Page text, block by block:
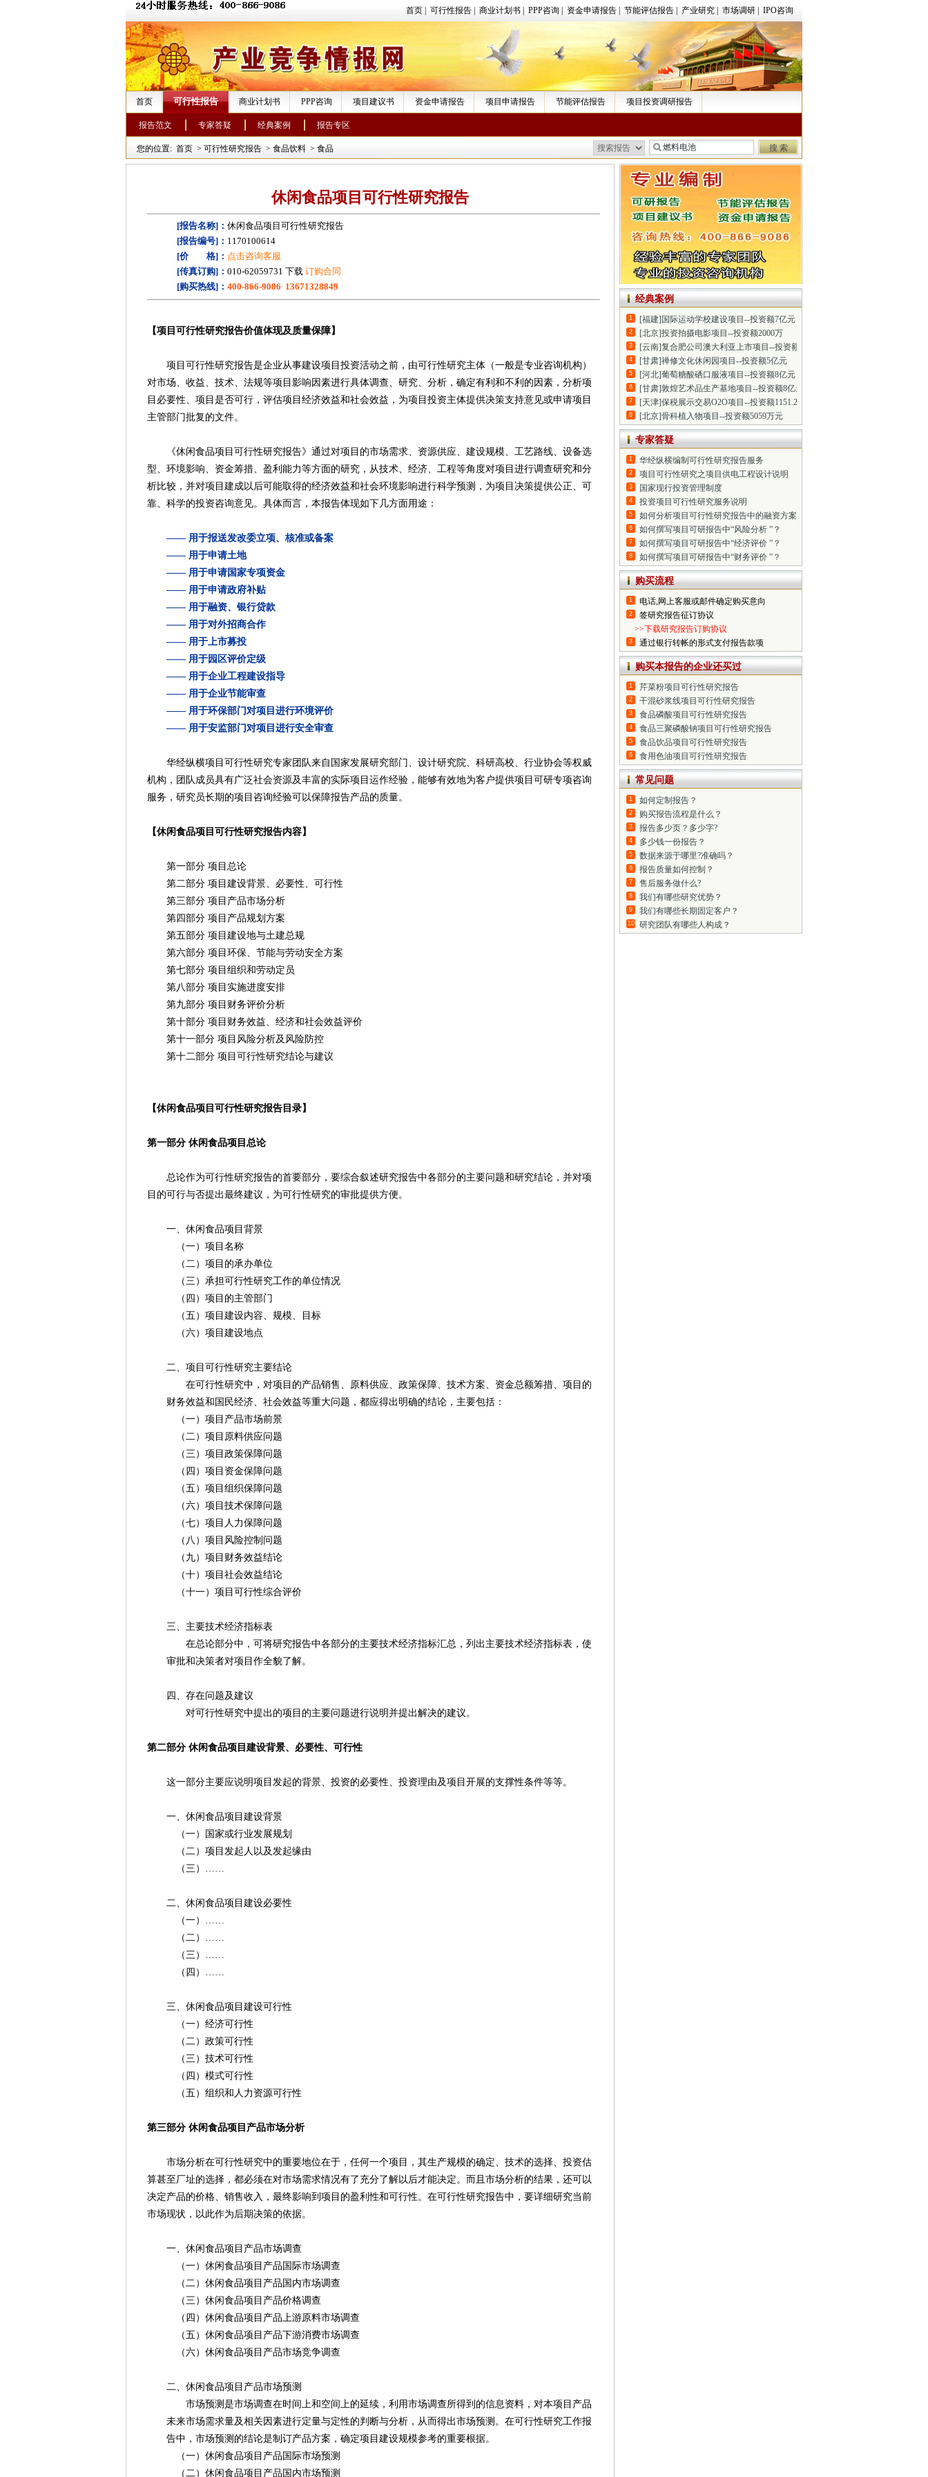
首页 可行性报告 商业计划书 PPP咨询 资金申请报告 节能评估报告 产业研究 市场调研 IPO咨询
首页 可行性报告 商业计划书 PPP咨询 项目建议书 资金申请报告 项目申请报告 节能评估报告 项目投资调研报告
报告范文 专家答疑 经典案例 报告专区
您的位置: 首页 > 可行性研究报告 > 食品饮料 > 食品
休闲食品项目可行性研究报告
[报告名称]： 休闲食品项目可行性研究报告
[报告编号]： 1170100614
[价 格]： 点击咨询客服
[传真订购]： 010-62059731 下载 订购合同
[购买热线]： 400-866-9086 13671328849
【项目可行性研究报告价值体现及质量保障】
项目可行性研究报告是企业从事建设项目投资活动之前，由可行性研究主体（一般是专业咨询机构）
对市场、收益、技术、法规等项目影响因素进行具体调查、研究、分析，确定有利和不利的因素，分析项
目必要性、项目是否可行，评估项目经济效益和社会效益，为项目投资主体提供决策支持意见或申请项目
主管部门批复的文件。
《休闲食品项目可行性研究报告》通过对项目的市场需求、资源供应、建设规模、工艺路线、设备选
型、环境影响、资金筹措、盈利能力等方面的研究，从技术、经济、工程等角度对项目进行调查研究和分
析比较，并对项目建成以后可能取得的经济效益和社会环境影响进行科学预测，为项目决策提供公正、可
靠、科学的投资咨询意见。具体而言，本报告体现如下几方面用途：
—— 用于报送发改委立项、核准或备案
—— 用于申请土地
—— 用于申请国家专项资金
—— 用于申请政府补贴
—— 用于融资、银行贷款
—— 用于对外招商合作
—— 用于上市募投
—— 用于园区评价定级
—— 用于企业工程建设指导
—— 用于企业节能审查
—— 用于环保部门对项目进行环境评价
—— 用于安监部门对项目进行安全审查
华经纵横项目可行性研究专家团队来自国家发展研究部门、设计研究院、科研高校、行业协会等权威
机构，团队成员具有广泛社会资源及丰富的实际项目运作经验，能够有效地为客户提供项目可研专项咨询
服务，研究员长期的项目咨询经验可以保障报告产品的质量。
【休闲食品项目可行性研究报告内容】
第一部分 项目总论
第二部分 项目建设背景、必要性、可行性
第三部分 项目产品市场分析
第四部分 项目产品规划方案
第五部分 项目建设地与土建总规
第六部分 项目环保、节能与劳动安全方案
第七部分 项目组织和劳动定员
第八部分 项目实施进度安排
第九部分 项目财务评价分析
第十部分 项目财务效益、经济和社会效益评价
第十一部分 项目风险分析及风险防控
第十二部分 项目可行性研究结论与建议
【休闲食品项目可行性研究报告目录】
第一部分 休闲食品项目总论
总论作为可行性研究报告的首要部分，要综合叙述研究报告中各部分的主要问题和研究结论，并对项
目的可行与否提出最终建议，为可行性研究的审批提供方便。
一、休闲食品项目背景
（一）项目名称
（二）项目的承办单位
（三）承担可行性研究工作的单位情况
（四）项目的主管部门
（五）项目建设内容、规模、目标
（六）项目建设地点
二、项目可行性研究主要结论
在可行性研究中，对项目的产品销售、原料供应、政策保障、技术方案、资金总额筹措、项目的
财务效益和国民经济、社会效益等重大问题，都应得出明确的结论，主要包括：
（一）项目产品市场前景
（二）项目原料供应问题
（三）项目政策保障问题
（四）项目资金保障问题
（五）项目组织保障问题
（六）项目技术保障问题
（七）项目人力保障问题
（八）项目风险控制问题
（九）项目财务效益结论
（十）项目社会效益结论
（十一）项目可行性综合评价
三、主要技术经济指标表
在总论部分中，可将研究报告中各部分的主要技术经济指标汇总，列出主要技术经济指标表，使
审批和决策者对项目作全貌了解。
四、存在问题及建议
对可行性研究中提出的项目的主要问题进行说明并提出解决的建议。
第二部分 休闲食品项目建设背景、必要性、可行性
这一部分主要应说明项目发起的背景、投资的必要性、投资理由及项目开展的支撑性条件等等。
一、休闲食品项目建设背景
（一）国家或行业发展规划
（二）项目发起人以及发起缘由
（三）……
二、休闲食品项目建设必要性
（一）……
（二）……
（三）……
（四）……
三、休闲食品项目建设可行性
（一）经济可行性
（二）政策可行性
（三）技术可行性
（四）模式可行性
（五）组织和人力资源可行性
第三部分 休闲食品项目产品市场分析
市场分析在可行性研究中的重要地位在于，任何一个项目，其生产规模的确定、技术的选择、投资估
算甚至厂址的选择，都必须在对市场需求情况有了充分了解以后才能决定。而且市场分析的结果，还可以
决定产品的价格、销售收入，最终影响到项目的盈利性和可行性。在可行性研究报告中，要详细研究当前
市场现状，以此作为后期决策的依据。
一、休闲食品项目产品市场调查
（一）休闲食品项目产品国际市场调查
（二）休闲食品项目产品国内市场调查
（三）休闲食品项目产品价格调查
（四）休闲食品项目产品上游原料市场调查
（五）休闲食品项目产品下游消费市场调查
（六）休闲食品项目产品市场竞争调查
二、休闲食品项目产品市场预测
市场预测是市场调查在时间上和空间上的延续，利用市场调查所得到的信息资料，对本项目产品
未来市场需求量及相关因素进行定量与定性的判断与分析，从而得出市场预测。在可行性研究工作报
告中，市场预测的结论是制订产品方案，确定项目建设规模参考的重要根据。
（一）休闲食品项目产品国际市场预测
（二）休闲食品项目产品国内市场预测
经典案例
1 [福建]国际运动学校建设项目--投资额7亿元
2 [北京]投资拍摄电影项目--投资额2000万
3 [云南]复合肥公司澳大利亚上市项目--投资额2.14亿元
4 [甘肃]禅修文化休闲园项目--投资额5亿元
5 [河北]葡萄糖酸硒口服液项目--投资额8亿元
6 [甘肃]敦煌艺术品生产基地项目--投资额8亿元
7 [天津]保税展示交易O2O项目--投资额1151.2万元
8 [北京]骨科植入物项目--投资额5059万元
专家答疑
1 华经纵横编制可行性研究报告服务
2 项目可行性研究之项目供电工程设计说明
3 国家现行投资管理制度
4 投资项目可行性研究服务说明
5 如何分析项目可行性研究报告中的融资方案
6 如何撰写项目可研报告中“风险分析 ”？
7 如何撰写项目可研报告中“经济评价 ”？
8 如何撰写项目可研报告中“财务评价 ”？
购买流程
1 电话,网上客服或邮件确定购买意向
2
签研究报告征订协议
>>下载研究报告订购协议
3 通过银行转帐的形式支付报告款项
购买本报告的企业还买过
1 芹菜粉项目可行性研究报告
2 干混砂浆线项目可行性研究报告
3 食品磷酸项目可行性研究报告
4 食品三聚磷酸钠项目可行性研究报告
5 食品饮品项目可行性研究报告
6 食用色油项目可行性研究报告
常见问题
1 如何定制报告？
2 购买报告流程是什么？
3 报告多少页？多少字?
4 多少钱一份报告？
5 数据来源于哪里?准确吗？
6 报告质量如何控制？
7 售后服务做什么?
8 我们有哪些研究优势？
9 我们有哪些长期固定客户？
10 研究团队有哪些人构成？